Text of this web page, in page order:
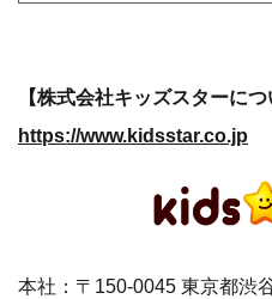
【株式会社キッズスターにつ
https://www.kidsstar.co.jp
本社：〒150-0045 東京都渋